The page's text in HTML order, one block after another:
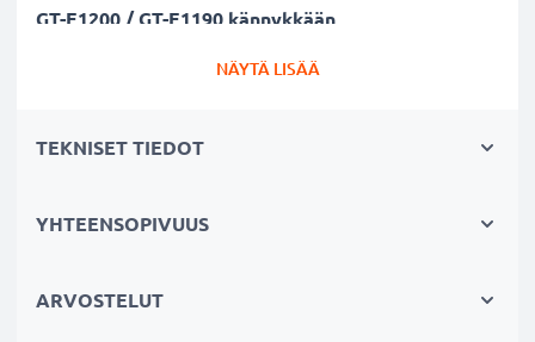
GT-E1200 / GT-E1190 kännykkään
ampeerilla ja lyhyellä latausajalla
Laturi tukee akun pitkää käyttöikää
NÄYTÄ LISÄÄ
TEKNISET TIEDOT
YHTEENSOPIVUUS
ARVOSTELUT